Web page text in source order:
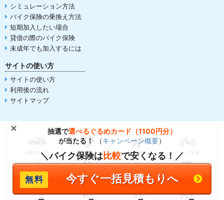
シミュレーション方法
バイク保険の乗換え方法
短期加入したい場合
貸借の際のバイク保険
未成年でも加入するには
サイトの使い方
サイトの使い方
利用後の流れ
サイトマップ
自動車保険 生命保険 火災保険 バイク保険
傷害保険 ペット保険 電気料金比較 SIM比較
抽選で選べるぐるめカード（1100円分）
が当たる！
（キャンペーン概要）
＼バイク保険は比較で安くなる！／
今すぐ一括見積もりへ